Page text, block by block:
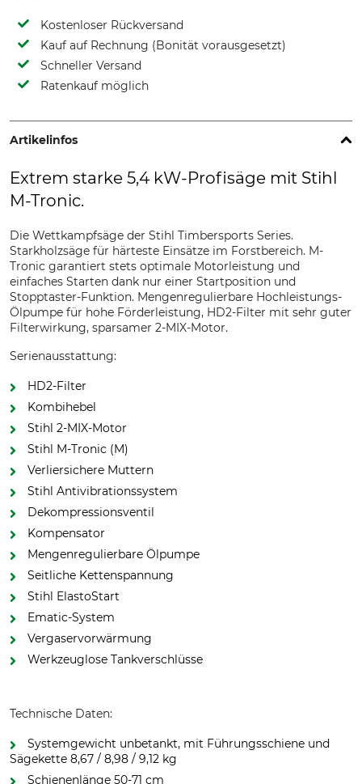
Kostenloser Rückversand
Kauf auf Rechnung (Bonität vorausgesetzt)
Schneller Versand
Ratenkauf möglich
Artikelinfos
Extrem starke 5,4 kW-Profisäge mit Stihl
M-Tronic.
Die Wettkampfsäge der Stihl Timbersports Series.
Starkholzsäge für härteste Einsätze im Forstbereich. M-
Tronic garantiert stets optimale Motorleistung und
einfaches Starten dank nur einer Startposition und
Stopptaster-Funktion. Mengenregulierbare Hochleistungs-
Ölpumpe für hohe Förderleistung, HD2-Filter mit sehr guter
Filterwirkung, sparsamer 2-MIX-Motor.
Serienausstattung:
HD2-Filter
Kombihebel
Stihl 2-MIX-Motor
Stihl M-Tronic (M)
Verliersichere Muttern
Stihl Antivibrationssystem
Dekompressionsventil
Kompensator
Mengenregulierbare Ölpumpe
Seitliche Kettenspannung
Stihl ElastoStart
Ematic-System
Vergaservorwärmung
Werkzeuglose Tankverschlüsse
Technische Daten:
Systemgewicht unbetankt, mit Führungsschiene und
Sägekette 8,67 / 8,98 / 9,12 kg
Schienenlänge 50-71 cm